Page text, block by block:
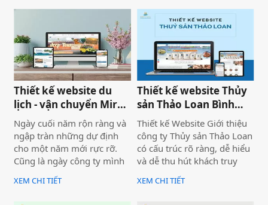
dùng và hiệu quả vận hành
với định hướng chuyên
nghiệp, bài bản và bền
vững.
Thiết kế website du
lịch - vận chuyển Mira
tour Mũi Né
Ngày cuối năm rộn ràng và
ngập tràn những dự định
cho một năm mới rực rỡ.
Cũng là ngày công ty mình
bàn giao dự án thiết kế
website Mira Tour Mũi Né –
XEM CHI TIẾT
Thiết kế website Thủy
sản Thảo Loan Bình
Thuận, Lâm Đồng
Thiết kế Website Giới thiệu
công ty Thủy sản Thảo Loan
có cấu trúc rõ ràng, dễ hiểu
và dễ thu hút khách truy
cập vào website giúp truyền
tải thông tin hiệu quả. Với
XEM CHI TIẾT